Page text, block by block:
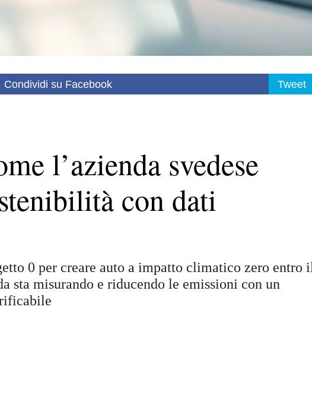
Condividi su Facebook Tweet
l’azienda svedese
con dati
0 per creare auto a impatto climatico zero entro
sta misurando e riducendo le emissioni con un